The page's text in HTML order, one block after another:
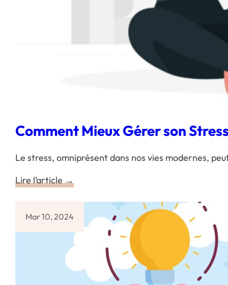
Comment Mieux Gérer son
Le stress, omniprésent dans nos vies modernes,
Lire l’article →
Mar 10, 2024